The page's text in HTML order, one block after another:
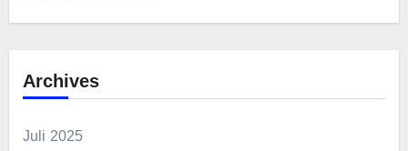
Archives
Juli 2025